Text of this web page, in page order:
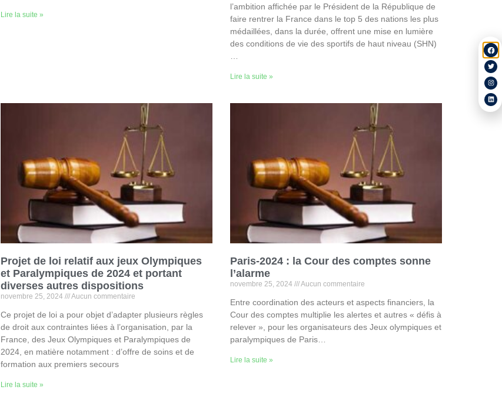
Lire la suite »
l’ambition affichée par le Président de la République de
faire rentrer la France dans le top 5 des nations les plus
médaillées, dans la durée, offrent une mise en lumière
des conditions de vie des sportifs de haut niveau (SHN)
…
Lire la suite »
Projet de loi relatif aux jeux Olympiques
et Paralympiques de 2024 et portant
diverses autres dispositions
novembre 25, 2024 Aucun commentaire
Ce projet de loi a pour objet d’adapter plusieurs règles
de droit aux contraintes liées à l’organisation, par la
France, des Jeux Olympiques et Paralympiques de
2024, en matière notamment : d’offre de soins et de
formation aux premiers secours
Lire la suite »
Paris-2024 : la Cour des comptes sonne
l’alarme
novembre 25, 2024 Aucun commentaire
Entre coordination des acteurs et aspects financiers, la
Cour des comptes multiplie les alertes et autres « défis à
relever », pour les organisateurs des Jeux olympiques et
paralympiques de Paris…
Lire la suite »